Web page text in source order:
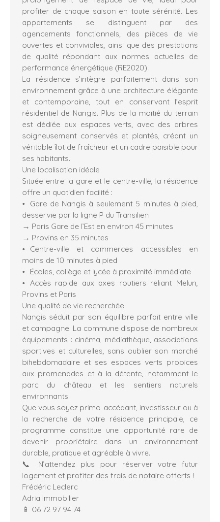
profiter de chaque saison en toute sérénité. Les
appartements se distinguent par des
agencements fonctionnels, des pièces de vie
ouvertes et conviviales, ainsi que des prestations
de qualité répondant aux normes actuelles de
performance énergétique (RE2020).
La résidence s’intègre parfaitement dans son
environnement grâce à une architecture élégante
et contemporaine, tout en conservant l’esprit
résidentiel de Nangis. Plus de la moitié du terrain
est dédiée aux espaces verts, avec des arbres
soigneusement conservés et plantés, créant un
véritable îlot de fraîcheur et un cadre paisible pour
ses habitants.
Une localisation idéale
Située entre la gare et le centre-ville, la résidence
offre un quotidien facilité :
Gare de Nangis à seulement 5 minutes à pied,
desservie par la ligne P du Transilien
→ Paris Gare de l’Est en environ 45 minutes
→ Provins en 35 minutes
Centre-ville et commerces accessibles en
moins de 10 minutes à pied
Écoles, collège et lycée à proximité immédiate
Accès rapide aux axes routiers reliant Melun,
Provins et Paris
Une qualité de vie recherchée
Nangis séduit par son équilibre parfait entre ville
et campagne. La commune dispose de nombreux
équipements : cinéma, médiathèque, associations
sportives et culturelles, sans oublier son marché
bihebdomadaire et ses espaces verts propices
aux promenades et à la détente, notamment le
parc du château et les sentiers naturels
environnants.
Que vous soyez primo-accédant, investisseur ou à
la recherche de votre résidence principale, ce
programme constitue une opportunité rare de
devenir propriétaire dans un environnement
durable, pratique et agréable à vivre.
📞 N’attendez plus pour réserver votre futur
logement et profiter des frais de notaire offerts !
Frédéric Leclerc
Adria Immobilier
📱 06 72 97 94 74